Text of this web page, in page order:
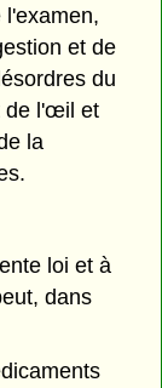
l'examen,
et de
du
de l'œil et
la
loi et à
dans